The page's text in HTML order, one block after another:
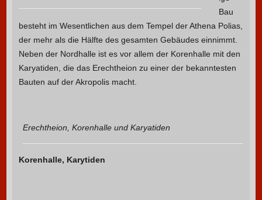
Bau
besteht im Wesentlichen aus dem Tempel der Athena Polias,
der mehr als die Hälfte des gesamten Gebäudes einnimmt.
Neben der Nordhalle ist es vor allem der Korenhalle mit den
Karyatiden, die das Erechtheion zu einer der bekanntesten
Bauten auf der Akropolis macht.
Erechtheion, Korenhalle und Karyatiden
Korenhalle, Karytiden